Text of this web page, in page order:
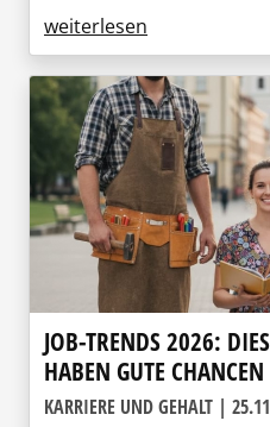
weiterlesen
JOB-TRENDS 2026:
HABEN GUTE CHANCEN
KARRIERE UND GEHALT |